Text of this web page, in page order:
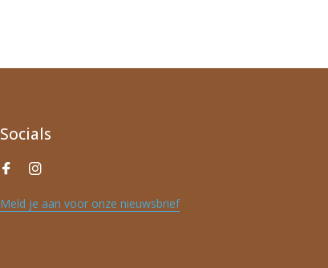
Socials
Meld je aan voor onze nieuwsbrief